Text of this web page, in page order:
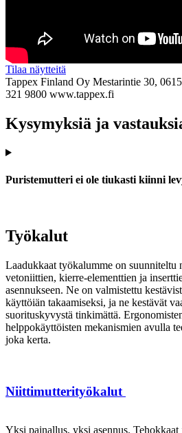
Tilaa näytteitä
Tappex Finland Oy Mestarintie 30,
321 9800 www.tappex.fi
Kysymyksiä ja
Puristemutteri ei ole tiukasti kiinni
Työkalut
Laadukkaat työkalumme on suunniteltu
vetoniittien, kierre-elementtien ja
asennukseen. Ne on valmistettu
käyttöiän takaamiseksi, ja ne kestävät
suorituskyvystä tinkimättä.
helppokäyttöisten mekanismien avulla
joka kerta.
Niittimutterityökalut
Yksi painallus, yksi asennus.